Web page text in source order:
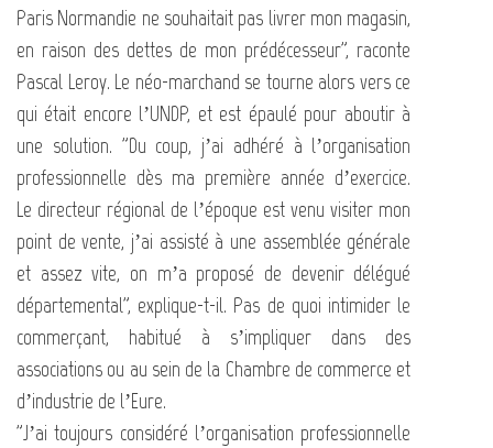
Paris Normandie ne souhaitait pas livrer mon magasin,
en raison des dettes de mon prédécesseur", raconte
Pascal Leroy. Le néo-marchand se tourne alors vers ce
qui était encore l’UNDP, et est épaulé pour aboutir à
une solution. "Du coup, j’ai adhéré à l’organisation
professionnelle dès ma première année d’exercice.
Le directeur régional de l’époque est venu visiter mon
point de vente, j’ai assisté à une assemblée générale
et assez vite, on m’a proposé de devenir délégué
départemental", explique-t-il. Pas de quoi intimider le
commerçant, habitué à s’impliquer dans des
associations ou au sein de la Chambre de commerce et
d’industrie de l’Eure.
"J’ai toujours considéré l’organisation professionnelle